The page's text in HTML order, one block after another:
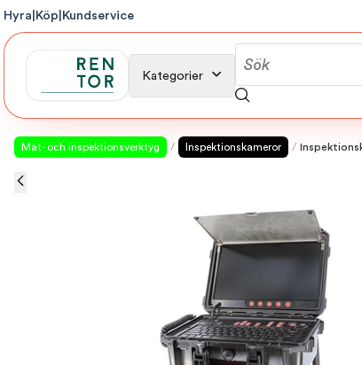
Hyra Köp Kundservice
Kategorier
Mät- och inspektionsverktyg / Inspektionskameror /